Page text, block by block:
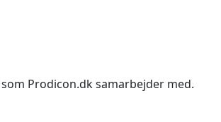
Prodicon.dk samarbejder med.